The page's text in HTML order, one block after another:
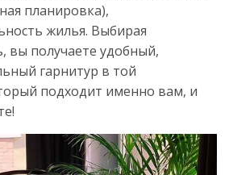
планировка),
жилья. Выбирая
вы получаете удобный,
гарнитур в той
подходит именно вам, и